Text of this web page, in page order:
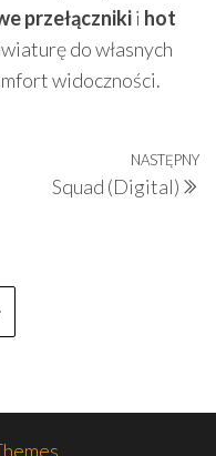
przełącznikii hot
do własnych
widoczności.
NASTĘPNY
Squad (Digital)